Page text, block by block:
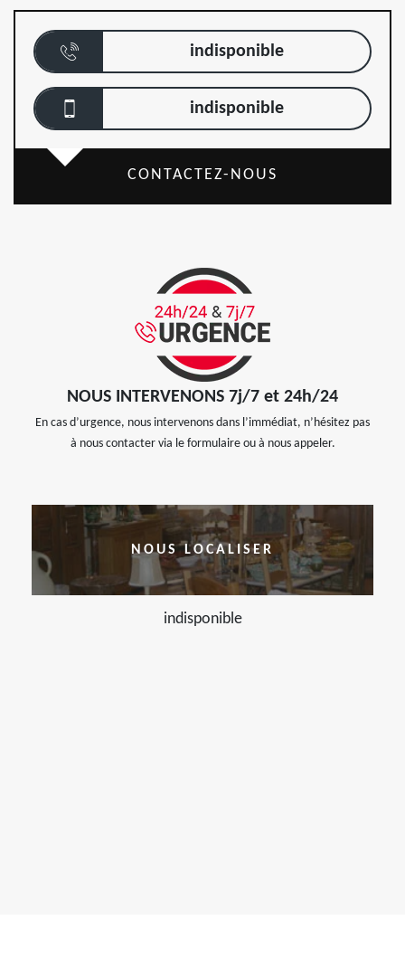
indisponible
indisponible
CONTACTEZ-NOUS
NOUS INTERVENONS 7j/7 et 24h/24
En cas d’urgence, nous intervenons dans l’immédiat, n’hésitez pas
à nous contacter via le formulaire ou à nous appeler.
NOUS LOCALISER
indisponible